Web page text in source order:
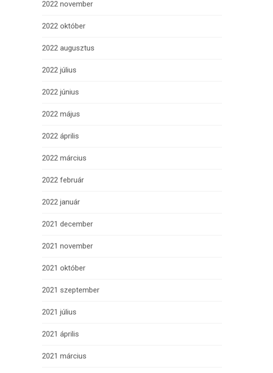
2022 november
2022 október
2022 augusztus
2022 július
2022 június
2022 május
2022 április
2022 március
2022 február
2022 január
2021 december
2021 november
2021 október
2021 szeptember
2021 július
2021 április
2021 március